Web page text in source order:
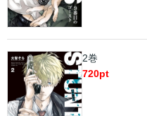
けに凄惨なる『幽霊（ゴース
2巻
720pt